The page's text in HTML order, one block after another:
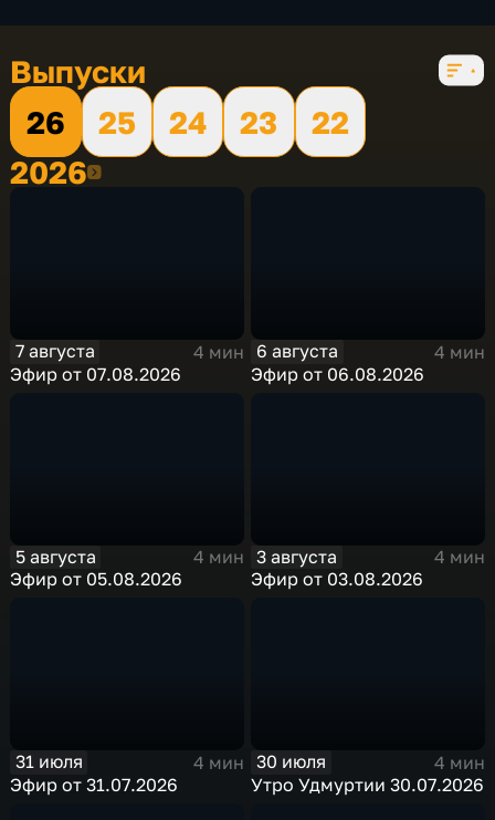
Выпуски
26
25 24 23
22
20262026
7 августа
4 мин
Эфир от 07.08.2026
6 августа
4 мин
Эфир от 06.08.2026
5 августа
4 мин
Эфир от 05.08.2026
3 августа
4 мин
Эфир от 03.08.2026
31 июля
4 мин
Эфир от 31.07.2026
30 июля
4 мин
Утро Удмуртии 30.07.2026